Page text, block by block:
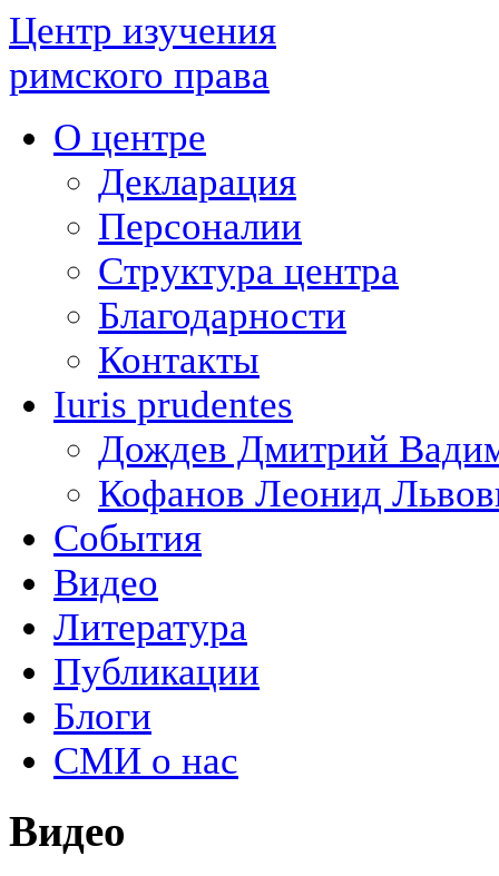
Центр изучения
римского права
О центре
Декларация
Персоналии
Структура центра
Благодарности
Контакты
Iuris prudentes
Дождев Дмитрий
Кофанов Леонид
События
Видео
Литература
Публикации
Блоги
СМИ о нас
Видео